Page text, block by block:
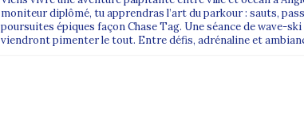
moniteur diplômé, tu apprendras l’art du parkour : sauts,
poursuites épiques façon Chase Tag. Une séance de wave-
viendront pimenter le tout. Entre défis, adrénaline et